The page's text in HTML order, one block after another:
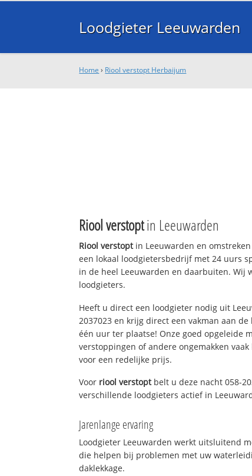
Loodgieter Leeuwarden
Home › Riool verstopt Herbaijum
Riool verstoptin Leeuwarden
Riool verstoptin Leeuwarden en
een lokaal loodgietersbedrijf met 24 uurs
in de heel Leeuwarden en daarbuiten. Wij
loodgieters.
Heeft u direct een loodgieter nodig uit
2037023 en krijg direct een vakman aan
één uur ter plaatse! Onze goed opgeleide
verstoppingen of andere ongemakken
voor een redelijke prijs.
Voor riool verstoptbelt u deze nacht 058-
verschillende loodgieters actief in
Jarenlange ervaring
Loodgieter Leeuwarden werkt uitsluitend
die helpen bij problemen met uw
daklekkage.